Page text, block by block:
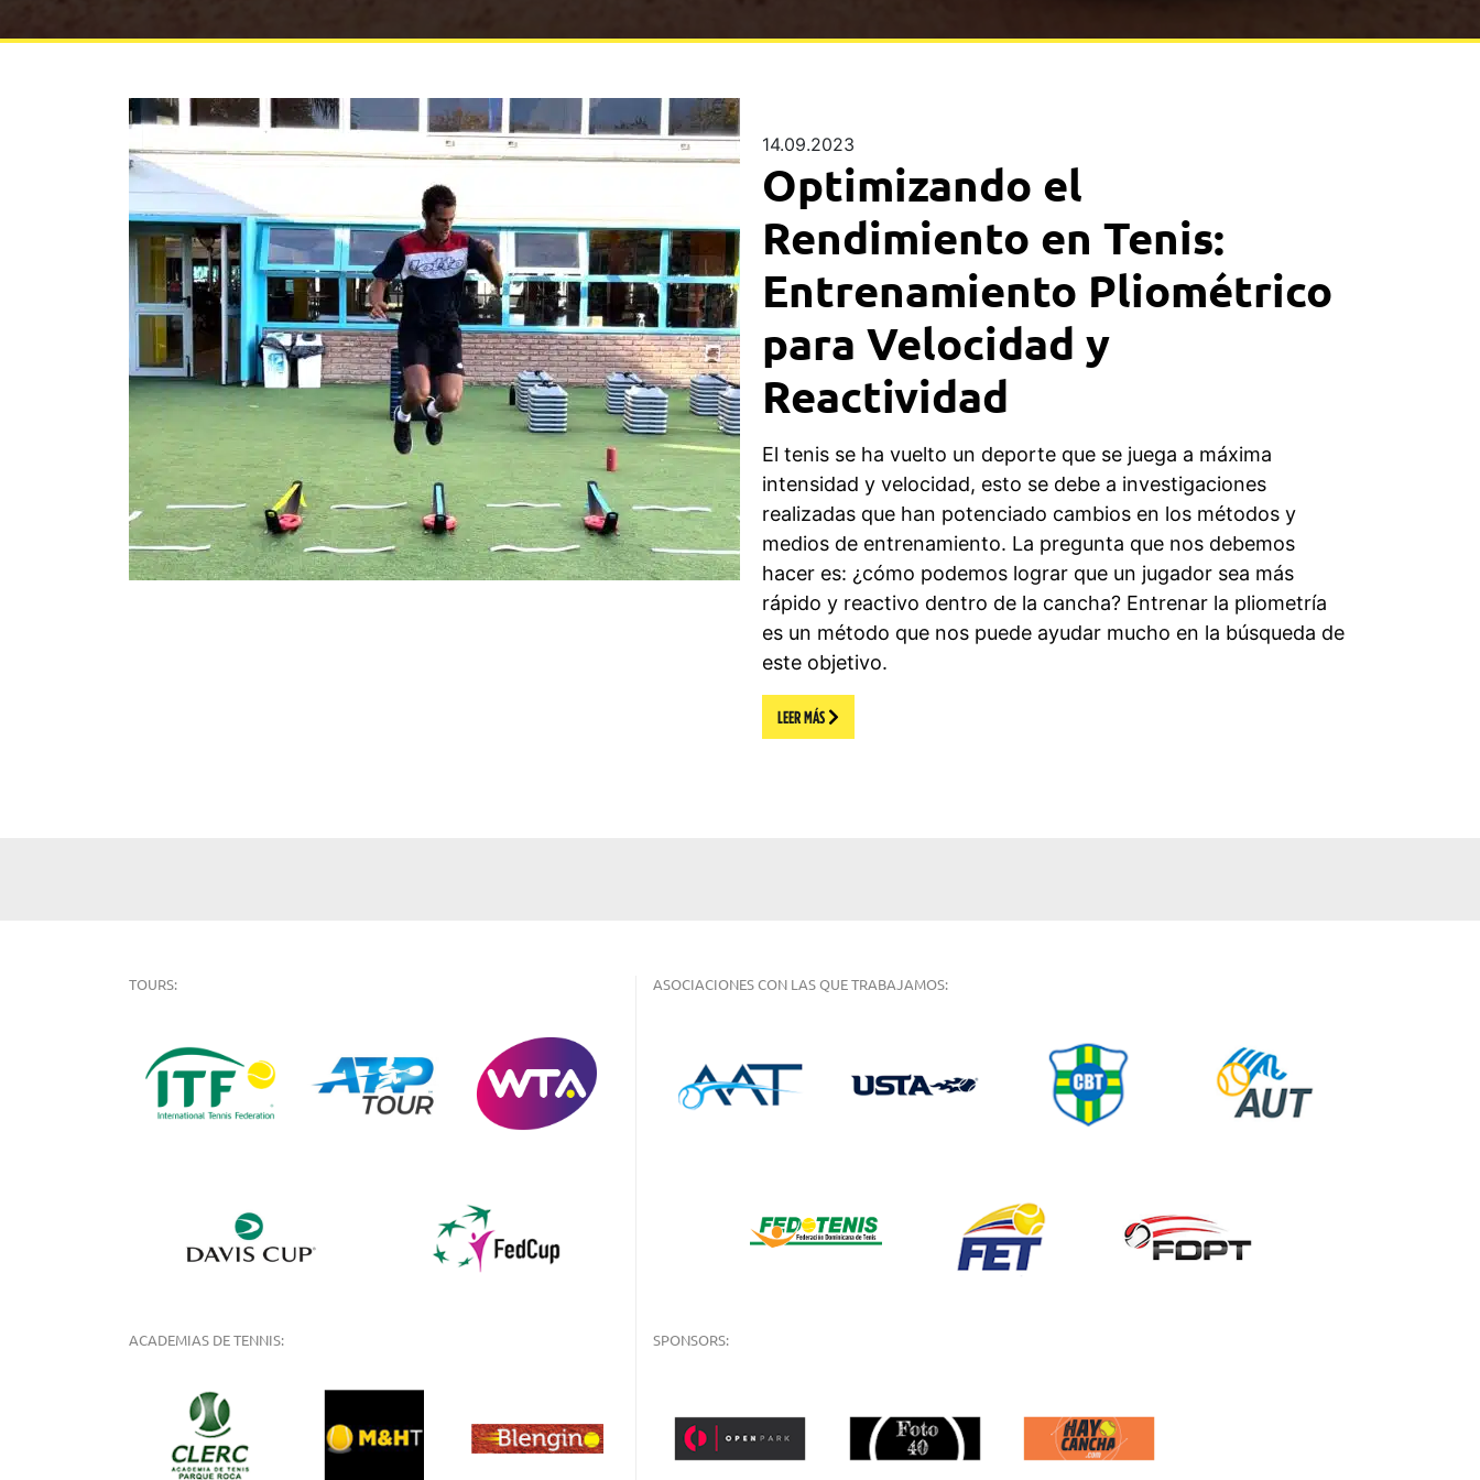
14.09.2023
Optimizando el
Rendimiento en Tenis:
Entrenamiento Pliométrico
para Velocidad y
Reactividad
El tenis se ha vuelto un deporte que se juega a máxima
intensidad y velocidad, esto se debe a investigaciones
realizadas que han potenciado cambios en los métodos y
medios de entrenamiento. La pregunta que nos debemos
hacer es: ¿cómo podemos lograr que un jugador sea más
rápido y reactivo dentro de la cancha? Entrenar la pliometría
es un método que nos puede ayudar mucho en la búsqueda de
este objetivo.
LEER MÁS
TOURS:
ACADEMIAS DE TENNIS:
ASOCIACIONES CON LAS QUE TRABAJAMOS:
SPONSORS: